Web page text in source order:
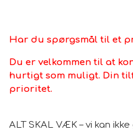
Har du spørgsmål til et
Du er velkommen til at
hurtigt som muligt. Din
prioritet.
ALT SKAL VÆK – vi kan